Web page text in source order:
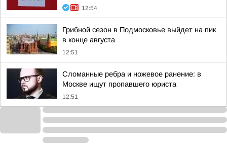
12:54
Грибной сезон в Подмосковье выйдет на пик
в конце августа
12:51
Сломанные ребра и ножевое ранение: в
Москве ищут пропавшего юриста
12:51